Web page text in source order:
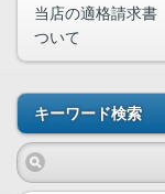
当店の適格請求書
ついて
キーワード検索